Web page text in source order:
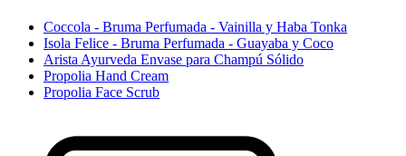
Coccola - Bruma Perfumada - Vainilla y Haba Tonka
Isola Felice - Bruma Perfumada - Guayaba y Coco
Arista Ayurveda Envase para Champú Sólido
Propolia Hand Cream
Propolia Face Scrub